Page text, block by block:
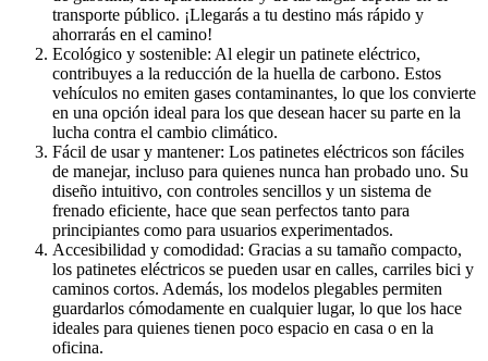
transporte público. ¡Llegarás a tu destino más rápido y
ahorrarás en el camino!
Ecológico y sostenible: Al elegir un patinete eléctrico,
contribuyes a la reducción de la huella de carbono. Estos
vehículos no emiten gases contaminantes, lo que los convierte
en una opción ideal para los que desean hacer su parte en la
lucha contra el cambio climático.
Fácil de usar y mantener: Los patinetes eléctricos son fáciles
de manejar, incluso para quienes nunca han probado uno. Su
diseño intuitivo, con controles sencillos y un sistema de
frenado eficiente, hace que sean perfectos tanto para
principiantes como para usuarios experimentados.
Accesibilidad y comodidad: Gracias a su tamaño compacto,
los patinetes eléctricos se pueden usar en calles, carriles bici y
caminos cortos. Además, los modelos plegables permiten
guardarlos cómodamente en cualquier lugar, lo que los hace
ideales para quienes tienen poco espacio en casa o en la
oficina.